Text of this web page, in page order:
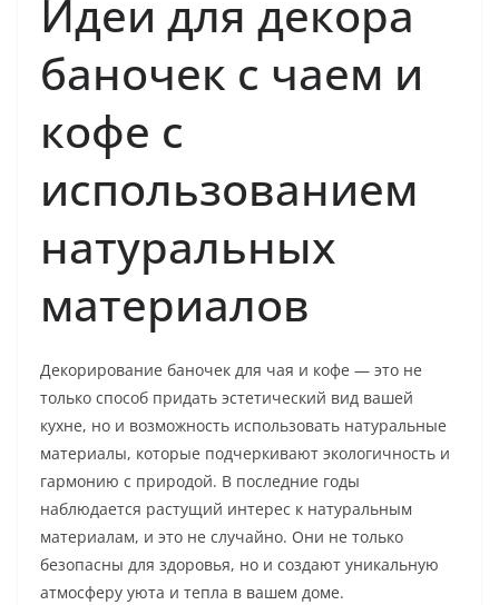
Идеи для декора
баночек с чаем и
кофе с
использованием
натуральных
материалов
Декорирование баночек для чая и кофе — это не
только способ придать эстетический вид вашей
кухне, но и возможность использовать натуральные
материалы, которые подчеркивают экологичность и
гармонию с природой. В последние годы
наблюдается растущий интерес к натуральным
материалам, и это не случайно. Они не только
безопасны для здоровья, но и создают уникальную
атмосферу уюта и тепла в вашем доме.